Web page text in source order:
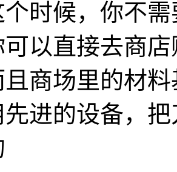
时候，你不
以直接去商
且商场里的材
先进的设备，